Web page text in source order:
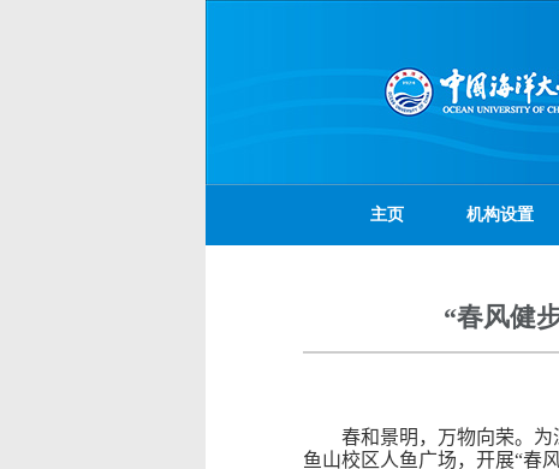
主页 机构设置
“春风健
春和景明 ，万物向荣。为
鱼山校区人鱼广场，开展“春